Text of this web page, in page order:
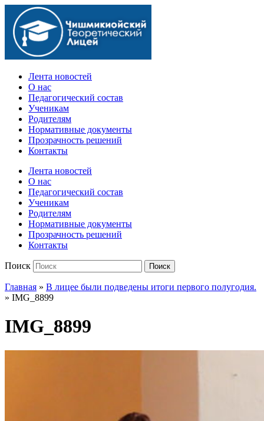
Официальный сайт учебного заведения
Лента новостей
О нас
Педагогический состав
Ученикам
Родителям
Нормативные документы
Прозрачность решений
Контакты
Лента новостей
О нас
Педагогический состав
Ученикам
Родителям
Нормативные документы
Прозрачность решений
Контакты
Поиск Поиск
Главная » В лицее были подведены итоги первого полугодия.
» IMG_8899
IMG_8899